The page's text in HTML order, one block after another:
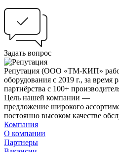
Задать вопрос
Репутация (ООО «ТМ-КИП»
оборудования с 2019 г., за время
партнёрства с 100+
Цель нашей компании —
предложение широкого
постоянно высоком качестве
Компания
О компании
Партнеры